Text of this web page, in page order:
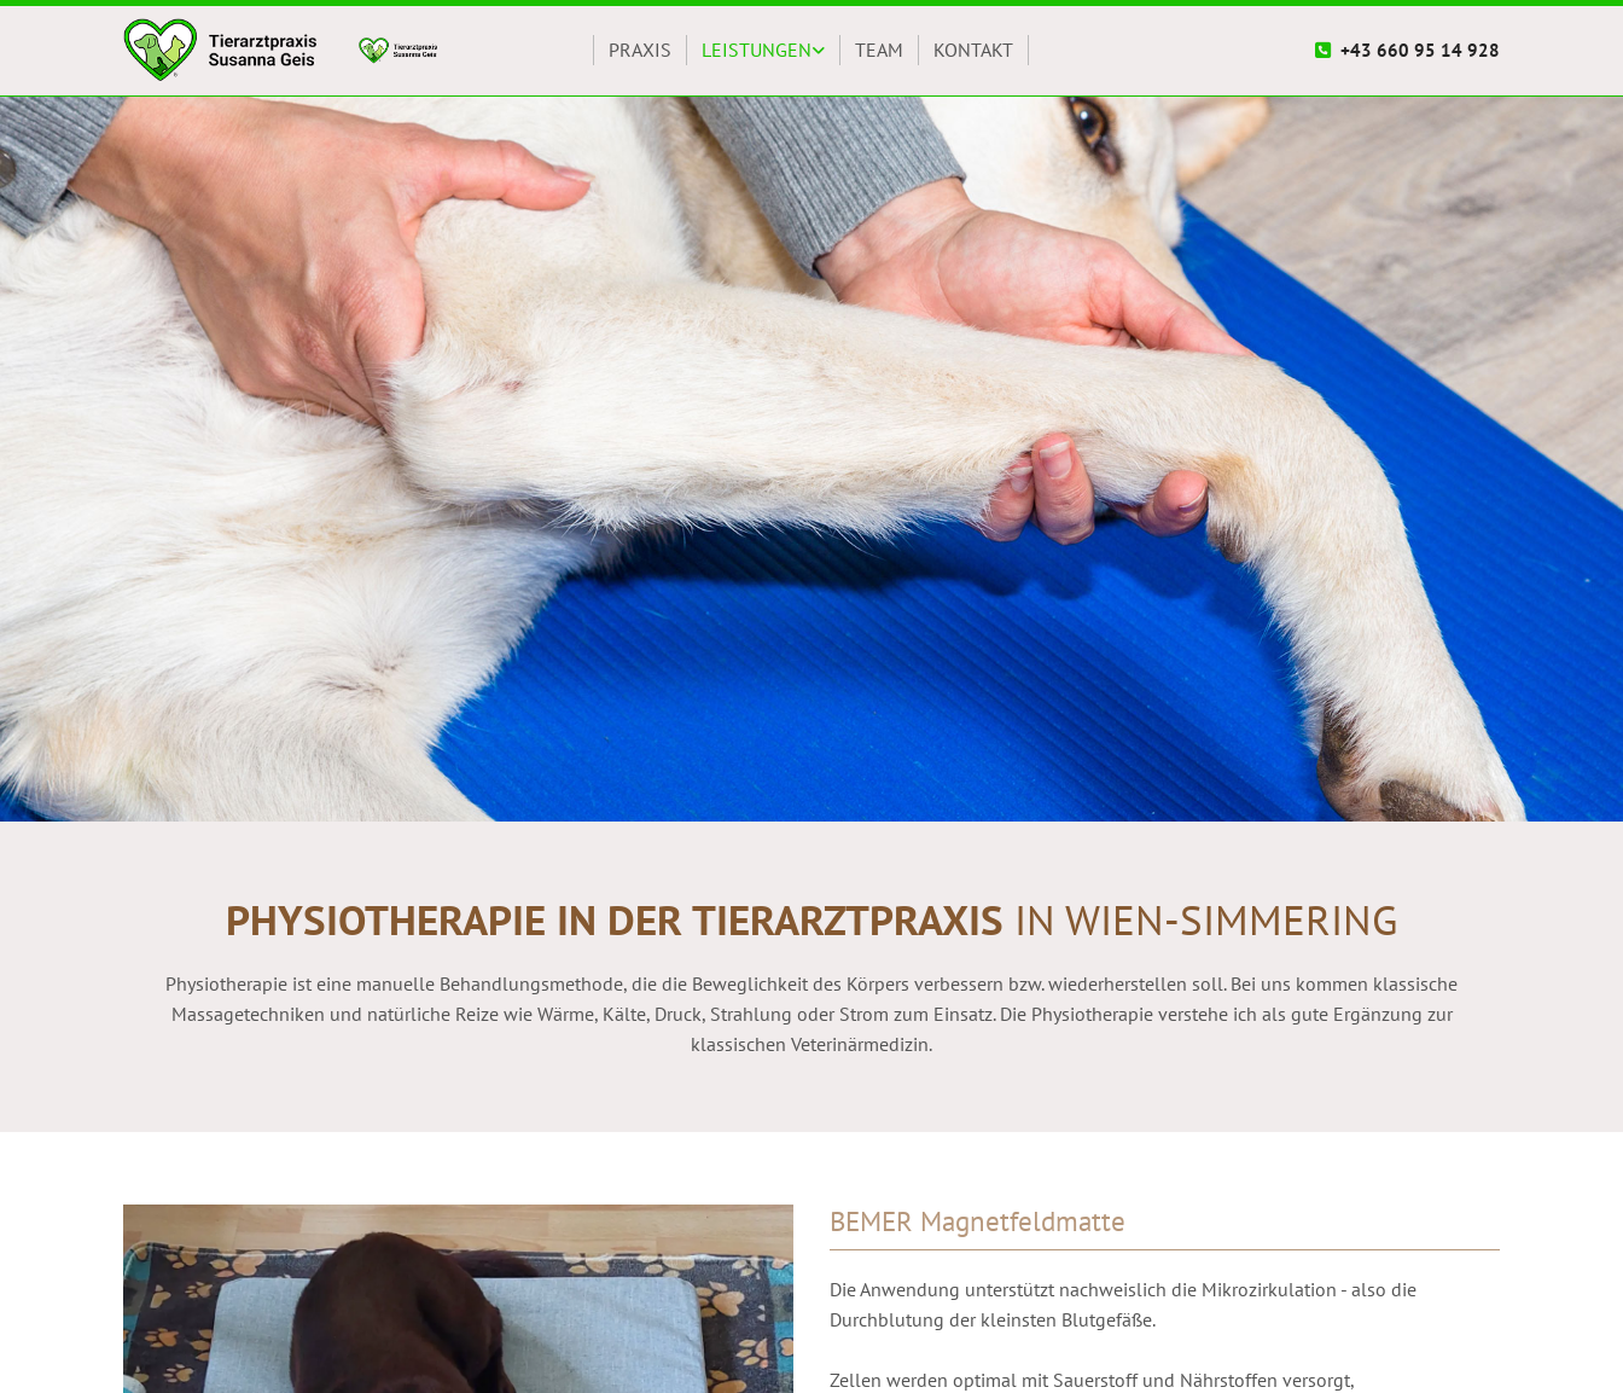
PRAXIS LEISTUNGEN TEAM KONTAKT  +43 660 95 14 928
PHYSIOTHERAPIE IN DER TIERARZTPRAXIS IN WIEN-SIMMERING
Physiotherapie ist eine manuelle Behandlungsmethode, die die Beweglichkeit des Körpers verbessern bzw. wiederherstellen soll. Bei uns kommen klassische
Massagetechniken und natürliche Reize wie Wärme, Kälte, Druck, Strahlung oder Strom zum Einsatz. Die Physiotherapie verstehe ich als gute Ergänzung zur
klassischen Veterinärmedizin.
BEMER Magnetfeldmatte
Die Anwendung unterstützt nachweislich die Mikrozirkulation - also die
Durchblutung der kleinsten Blutgefäße.
Zellen werden optimal mit Sauerstoff und Nährstoffen versorgt,